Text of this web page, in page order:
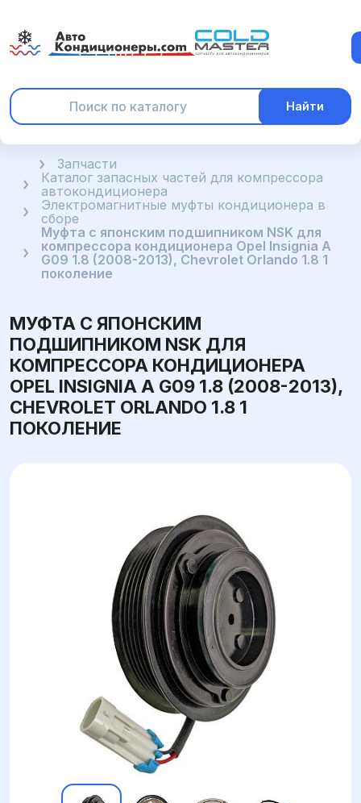
Найти
ГлавнаяЗапчасти
Каталог запасных частей для компрессора
автокондиционера
Электромагнитные муфты кондиционера в
сборе
Муфта с японским подшипником NSK для
компрессора кондиционера Opel Insignia A
G09 1.8 (2008-2013), Chevrolet Orlando 1.8 1
поколение
МУФТА С ЯПОНСКИМ
ПОДШИПНИКОМ NSK ДЛЯ
КОМПРЕССОРА КОНДИЦИОНЕРА
OPEL INSIGNIA A G09 1.8 (2008-2013),
CHEVROLET ORLANDO 1.8 1
ПОКОЛЕНИЕ